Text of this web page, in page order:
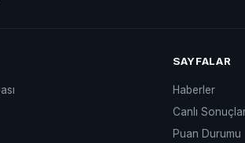
SAYFALAR
Haberler
Canlı
Puan Durumu